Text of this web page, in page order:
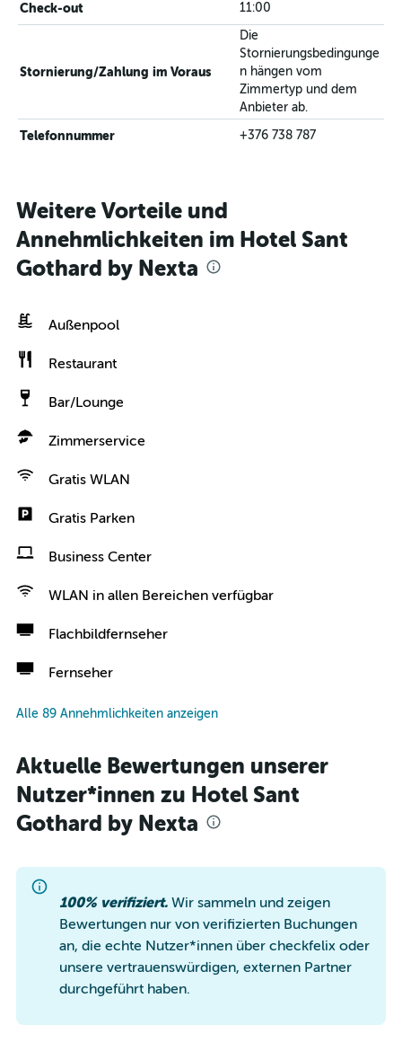
Check-out 11:00
Stornierung/Zahlung im Voraus
Die
Stornierungsbedingunge
n hängen vom
Zimmertyp und dem
Anbieter ab.
Telefonnummer +376 738 787
Weitere Vorteile und
Annehmlichkeiten im Hotel Sant
Gothard by Nexta
Außenpool
Restaurant
Bar/Lounge
Zimmerservice
Gratis WLAN
Gratis Parken
Business Center
WLAN in allen Bereichen verfügbar
Flachbildfernseher
Fernseher
Alle 89 Annehmlichkeiten anzeigen
Aktuelle Bewertungen unserer
Nutzer*innen zu Hotel Sant
Gothard by Nexta
100% verifiziert. Wir sammeln und zeigen
Bewertungen nur von verifizierten Buchungen
an, die echte Nutzer*innen über checkfelix oder
unsere vertrauenswürdigen, externen Partner
durchgeführt haben.